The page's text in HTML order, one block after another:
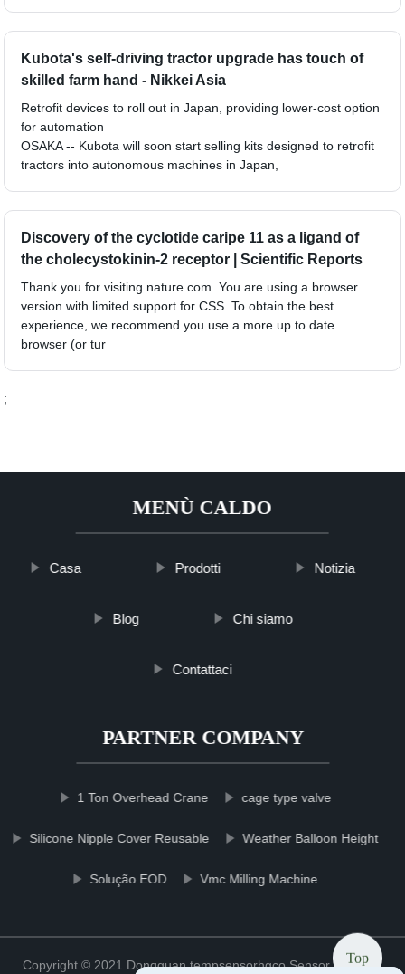
Kubota's self-driving tractor upgrade has touch of
skilled farm hand - Nikkei Asia
Retrofit devices to roll out in Japan, providing lower-cost option
for automation
OSAKA -- Kubota will soon start selling kits designed to retrofit
tractors into autonomous machines in Japan,
Discovery of the cyclotide caripe 11 as a ligand of
the cholecystokinin-2 receptor | Scientific Reports
Thank you for visiting nature.com. You are using a browser
version with limited support for CSS. To obtain the best
experience, we recommend you use a more up to date
browser (or tur
;
MENÙ CALDO
Casa Prodotti Notizia
Blog Chi siamo
Contattaci
PARTNER COMPANY
1 Ton Overhead Crane cage type valve
Silicone Nipple Cover Reusable Weather Balloon Height
Solução EOD Vmc Milling Machine
Copyright © 2021 Dongguan tempsensorhgco Sensor Co., Ltd.
Top